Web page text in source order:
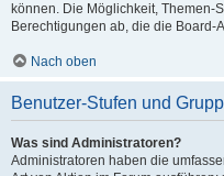
können. Die Möglichkeit, Themen-
Berechtigungen ab, die die Board-
Nach oben
Benutzer-Stufen und
Was sind Administratoren?
Administratoren haben die